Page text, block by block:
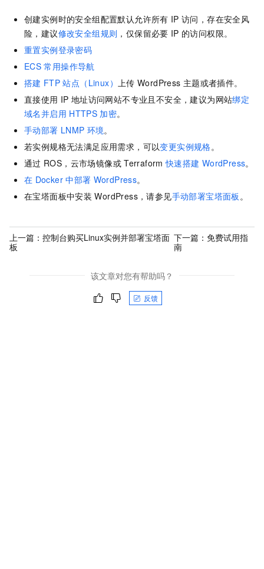
创建实例时的安全组配置默认允许所有 IP 访问，存在安全风
险，建议修改安全组规则 ，仅保留必要 IP 的访问权限。
重置实例登录密码
ECS 常用操作导航
搭建 FTP 站点（Linux） 上传 WordPress 主题或者插件。
直接使用 IP 地址访问网站不专业且不安全，建议为网站绑定
域名并启用 HTTPS 加密。
手动部署 LNMP 环境。
若实例规格无法满足应用需求，可以变更实例规格。
通过 ROS，云市场镜像或 Terraform 快速搭建 WordPress。
在 Docker 中部署 WordPress。
在宝塔面板中安装 WordPress，请参见手动部署宝塔面板 。
上一篇： 控制台购买Linux实例并部署宝塔面
板
下一篇：免费试用指
南
该文章对您有帮助吗？
反馈